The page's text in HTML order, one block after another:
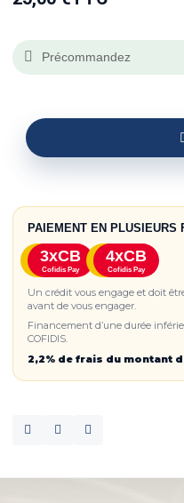
Précommandez
PAIEMENT EN PLUSIEURS
3xCB
Cofidis Pay
4xCB
Cofidis Pay
Un crédit vous engage et doit
avant de vous engager.
Financement d’une durée
COFIDIS.
2,2% de frais du montant